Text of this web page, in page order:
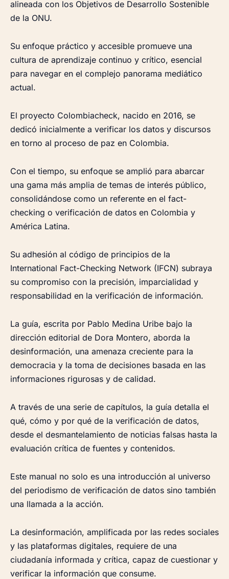
alineada con los Objetivos de Desarrollo Sostenible
de la ONU.
Su enfoque práctico y accesible promueve una
cultura de aprendizaje continuo y crítico, esencial
para navegar en el complejo panorama mediático
actual.
El proyecto Colombiacheck, nacido en 2016, se
dedicó inicialmente a verificar los datos y discursos
en torno al proceso de paz en Colombia.
Con el tiempo, su enfoque se amplió para abarcar
una gama más amplia de temas de interés público,
consolidándose como un referente en el fact-
checking o verificación de datos en Colombia y
América Latina.
Su adhesión al código de principios de la
International Fact-Checking Network (IFCN) subraya
su compromiso con la precisión, imparcialidad y
responsabilidad en la verificación de información.
La guía, escrita por Pablo Medina Uribe bajo la
dirección editorial de Dora Montero, aborda la
desinformación, una amenaza creciente para la
democracia y la toma de decisiones basada en las
informaciones rigurosas y de calidad.
A través de una serie de capítulos, la guía detalla el
qué, cómo y por qué de la verificación de datos,
desde el desmantelamiento de noticias falsas hasta la
evaluación crítica de fuentes y contenidos.
Este manual no solo es una introducción al universo
del periodismo de verificación de datos sino también
una llamada a la acción.
La desinformación, amplificada por las redes sociales
y las plataformas digitales, requiere de una
ciudadanía informada y crítica, capaz de cuestionar y
verificar la información que consume.